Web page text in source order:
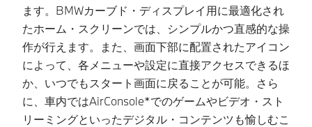
ます。BMWカーブド・ディスプレイ用に最適化され
たホーム・スクリーンでは、シンプルかつ直感的な操
作が行えます。また、画面下部に配置されたアイコン
によって、各メニューや設定に直接アクセスできるほ
か、いつでもスタート画面に戻ることが可能。さら
に、車内ではAirConsole*でのゲームやビデオ・スト
リーミングといったデジタル・コンテンツも愉しむこ